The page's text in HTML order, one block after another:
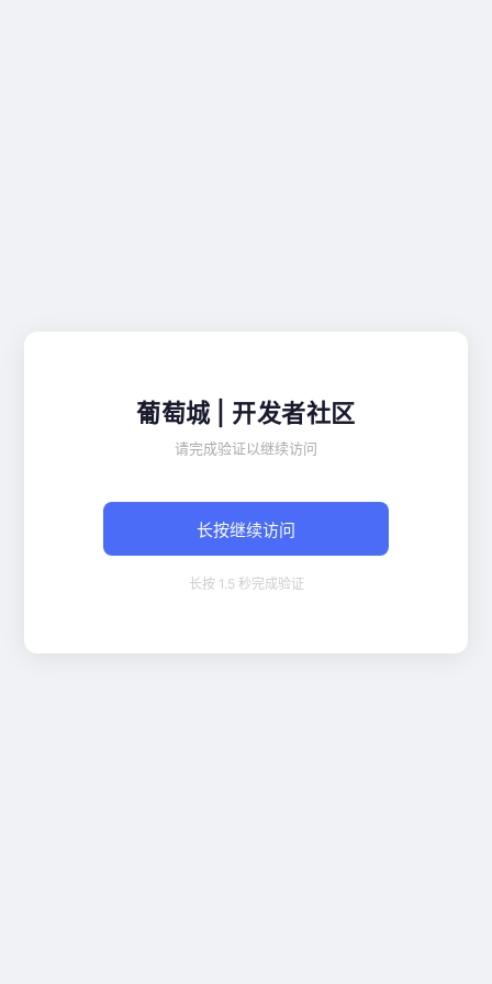
葡萄城 | 开发者社区
请完成验证以继续访问
长按继续访问
长按 1.5 秒完成验证